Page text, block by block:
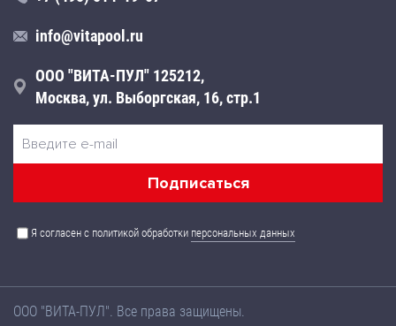
info@vitapool.ru
ООО "ВИТА-ПУЛ" 125212,
Москва, ул. Выборгская, 16, стр.1
Я согласен с политикой обработки персональных данных
ООО "ВИТА-ПУЛ". Все права защищены.